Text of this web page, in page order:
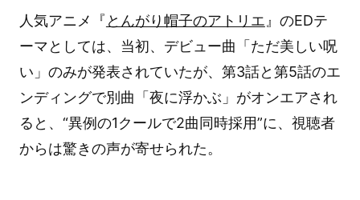
人気アニメ『 とんがり帽子のアトリエ 』のEDテ
ーマとしては、当初、デビュー曲「ただ美しい呪
い」のみが発表されていたが、第3話と第5話のエ
ンディングで別曲「夜に浮かぶ」がオンエアされ
ると、“異例の1クールで2曲同時採用”に、視聴者
からは驚きの声が寄せられた。